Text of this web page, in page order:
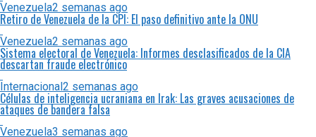
Venezuela2 semanas ago
Retiro de Venezuela de la CPI: El paso definitivo ante la ONU
Venezuela2 semanas ago
Sistema electoral de Venezuela: Informes desclasificados de la CIA
descartan fraude electrónico
Internacional2 semanas ago
Células de inteligencia ucraniana en Irak: Las graves acusaciones de
ataques de bandera falsa
Venezuela3 semanas ago